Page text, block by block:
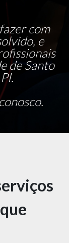
com
e
de Santo